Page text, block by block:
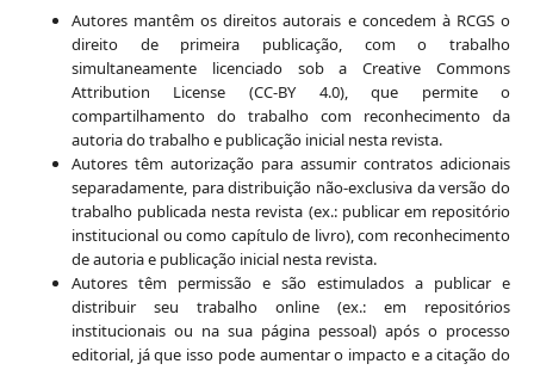
Autores mantêm os direitos autorais e concedem à RCGS o
direito de primeira publicação, com o trabalho
simultaneamente licenciado sob a Creative Commons
Attribution License (CC-BY 4.0), que permite o
compartilhamento do trabalho com reconhecimento da
autoria do trabalho e publicação inicial nesta revista.
Autores têm autorização para assumir contratos adicionais
separadamente, para distribuição não-exclusiva da versão do
trabalho publicada nesta revista (ex.: publicar em repositório
institucional ou como capítulo de livro), com reconhecimento
de autoria e publicação inicial nesta revista.
Autores têm permissão e são estimulados a publicar e
distribuir seu trabalho online (ex.: em repositórios
institucionais ou na sua página pessoal) após o processo
editorial, já que isso pode aumentar o impacto e a citação do